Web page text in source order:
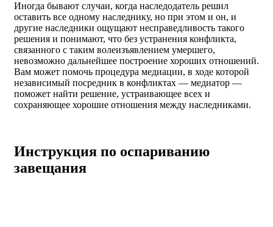
Иногда бывают случаи, когда наследодатель решил
оставить все одному наследнику, но при этом и он, и
другие наследники ощущают несправедливость такого
решения и понимают, что без устранения конфликта,
связанного с таким волеизъявлением умершего,
невозможно дальнейшее построение хороших отношений.
Вам может помочь процедура медиации, в ходе которой
независимый посредник в конфликтах — медиатор —
поможет найти решение, устраивающее всех и
сохраняющее хорошие отношения между наследниками.
Инструкция по оспариванию
завещания